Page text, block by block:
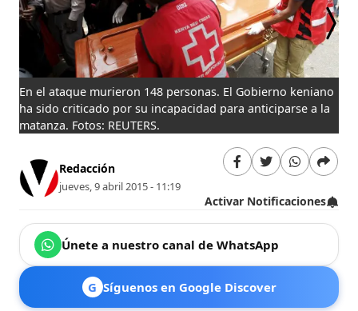
En el ataque murieron 148 personas. El Gobierno keniano
ha sido criticado por su incapacidad para anticiparse a la
matanza. Fotos: REUTERS.
Redacción
jueves, 9 abril 2015 - 11:19
Activar Notificaciones
Únete a nuestro canal de WhatsApp
G Síguenos en Google Discover